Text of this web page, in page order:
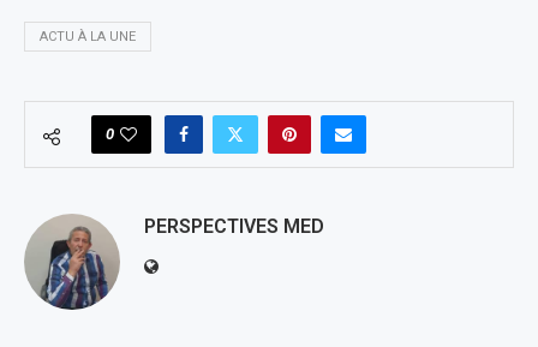
ACTU À LA UNE
0
PERSPECTIVES MED